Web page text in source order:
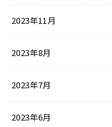
2023年11月
2023年8月
2023年7月
2023年6月